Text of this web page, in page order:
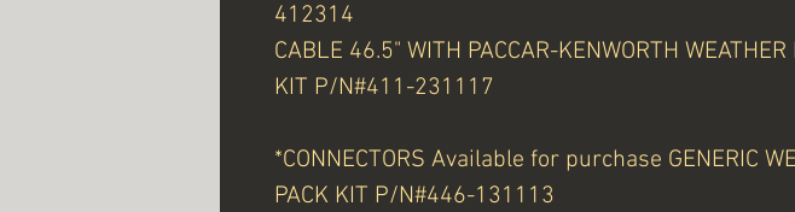
412314
CABLE 46.5" WITH PACCAR-KENWORTH WEATHER
KIT P/N#411-231117
*CONNECTORS Available for purchase GENERIC
PACK KIT P/N#446-131113